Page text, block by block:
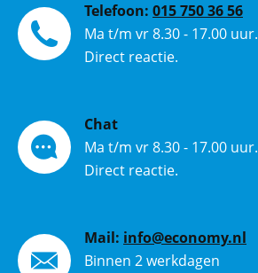
Telefoon: 015 750 36 56
Ma t/m vr 8.30 - 17.00 uur.
Direct reactie.
Chat
Ma t/m vr 8.30 - 17.00 uur.
Direct reactie.
Mail: info@economy.nl
Binnen 2 werkdagen